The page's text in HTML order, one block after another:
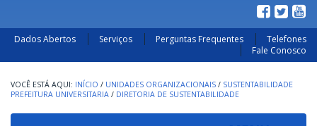
Dados Abertos Serviços Perguntas Frequentes
Telefones
Fale Conosco
INÍCIO / UNIDADES ORGANIZACIONAIS / SUSTENTABILIDADE
PREFEITURA UNIVERSITARIA / DIRETORIA DE SUSTENTABILIDADE